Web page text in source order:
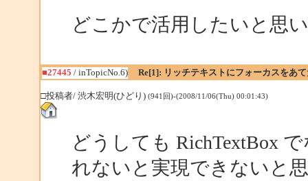
どこかで活用したいと思
■27445 / inTopicNo.6) Re[1]: リッチテキストにフォーカスをあ
□投稿者/ 渋木宏明(ひどり) (941回)-(2008/11/06(Thu) 00:01:43)
どうしても RichTextBox
れないと実現できないと